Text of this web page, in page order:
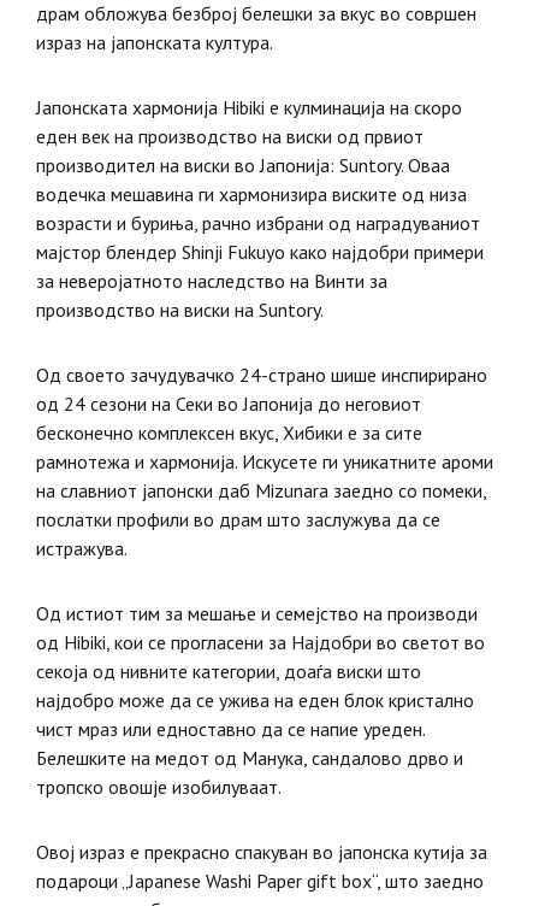
драм обложува безброј белешки за вкус во совршен
израз на јапонската култура.
Јапонската хармонија Hibiki е кулминација на скоро
еден век на производство на виски од првиот
производител на виски во Јапонија: Suntory. Оваа
водечка мешавина ги хармонизира виските од низа
возрасти и буриња, рачно избрани од наградуваниот
мајстор блендер Shinji Fukuyo како најдобри примери
за неверојатното наследство на Винти за
производство на виски на Suntory.
Од своето зачудувачко 24-страно шише инспирирано
од 24 сезони на Секи во Јапонија до неговиот
бесконечно комплексен вкус, Хибики е за сите
рамнотежа и хармонија. Искусете ги уникатните ароми
на славниот јапонски даб Mizunara заедно со помеки,
послатки профили во драм што заслужува да се
истражува.
Од истиот тим за мешање и семејство на производи
од Hibiki, кои се прогласени за Најдобри во светот во
секоја од нивните категории, доаѓа виски што
најдобро може да се ужива на еден блок кристално
чист мраз или едноставно да се напие уреден.
Белешките на медот од Манука, сандалово дрво и
тропско овошје изобилуваат.
Овој израз е прекрасно спакуван во јапонска кутија за
подароци „Japanese Washi Paper gift box“, што заедно